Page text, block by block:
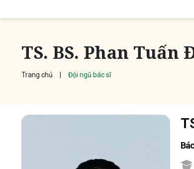
TS. BS. Phan Tuấn
Trang chủ Đội ngũ bác sĩ